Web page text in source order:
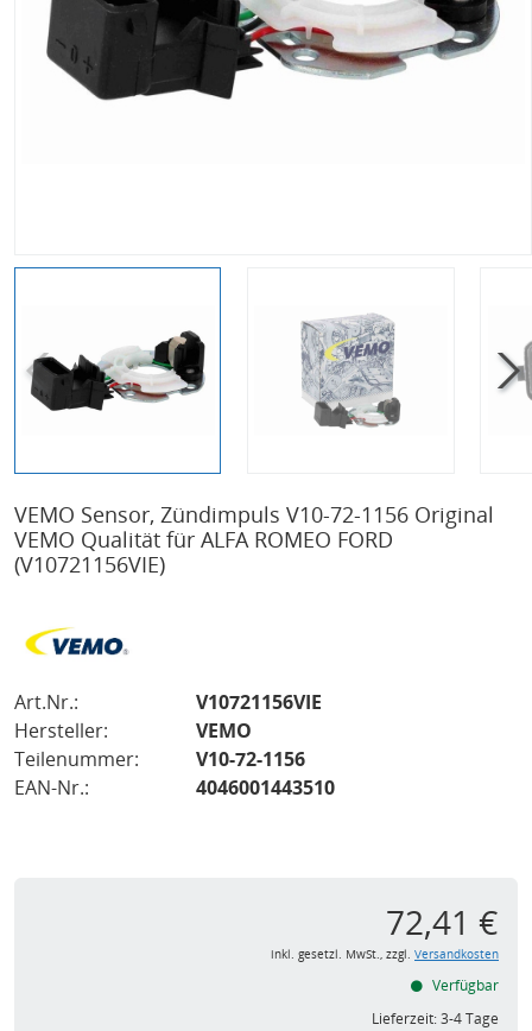
VEMO Sensor, Zündimpuls V10-72-1156 Original
VEMO Qualität für ALFA ROMEO FORD
(V10721156VIE)
Art.Nr.:
V10721156VIE
Hersteller:
VEMO
Teilenummer:
V10-72-1156
EAN-Nr.:
4046001443510
72,41 €
inkl. gesetzl. MwSt., zzgl. Versandkosten
Verfügbar
Lieferzeit:3-4 Tage